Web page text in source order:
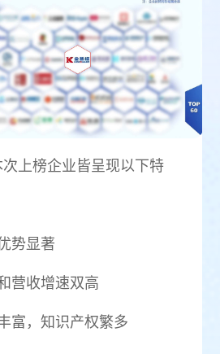
上榜企业皆呈现以下特
势显著
营收增速双高
富，知识产权繁多